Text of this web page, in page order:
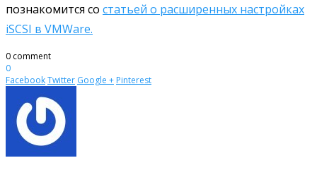
познакомится со статьей о расширенных настройках
iSCSI в VMWare.
0 comment
0
FacebookTwitter Google + Pinterest